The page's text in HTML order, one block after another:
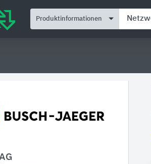
Produktinformationen